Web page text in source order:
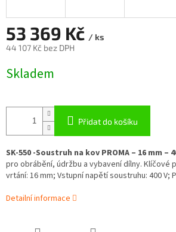
53 369 Kč / ks
44 107 Kč bez DPH
cena:
Skladem
Přidat do košíku
SK-550 -Soustruh na kov PROMA – 16 mm –
pro obrábění, údržbu a vybavení dílny. Klíčové
vrtání: 16 mm; Vstupní napětí soustruhu: 400 V;
Detailní informace